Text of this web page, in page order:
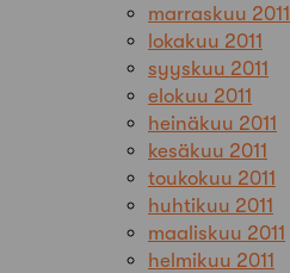
marraskuu 2011
lokakuu 2011
syyskuu 2011
elokuu 2011
heinäkuu 2011
kesäkuu 2011
toukokuu 2011
huhtikuu 2011
maaliskuu 2011
helmikuu 2011